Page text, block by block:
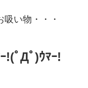
吸い物・・・
!(ﾟДﾟ)ｳﾏｰ!